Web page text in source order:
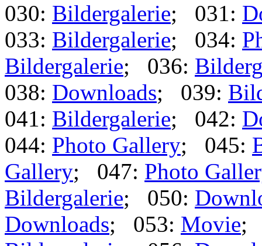
030: Bildergalerie; 031:
033: Bildergalerie; 034:
Bildergalerie; 036:
038: Downloads; 039:
041: Bildergalerie; 042:
044: Photo Gallery; 045:
Gallery; 047: Photo
Bildergalerie; 050:
Downloads; 053: Movie;